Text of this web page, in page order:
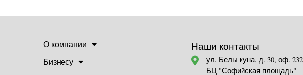
О компании
Бизнесу
Наши контакты
ул. Белы куна, д. 30, оф. 232
БЦ "Софийская площадь"